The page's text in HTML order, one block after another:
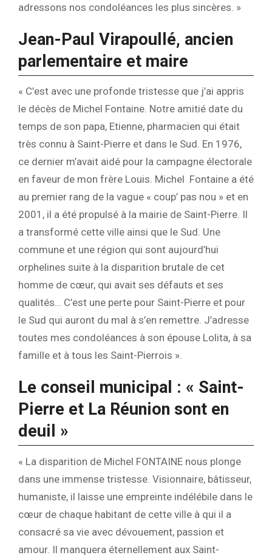
adressons nos condoléances les plus sincères. »
Jean-Paul Virapoullé, ancien
parlementaire et maire
« C’est avec une profonde tristesse que j’ai appris
le décès de Michel Fontaine. Notre amitié date du
temps de son papa, Etienne, pharmacien qui était
très connu à Saint-Pierre et dans le Sud. En 1976,
ce dernier m’avait aidé pour la campagne électorale
en faveur de mon frère Louis. Michel Fontaine a été
au premier rang de la vague « coup’ pas nou » et en
2001, il a été propulsé à la mairie de Saint-Pierre. Il
a transformé cette ville ainsi que le Sud. Une
commune et une région qui sont aujourd’hui
orphelines suite à la disparition brutale de cet
homme de cœur, qui avait ses défauts et ses
qualités… C’est une perte pour Saint-Pierre et pour
le Sud qui auront du mal à s’en remettre. J’adresse
toutes mes condoléances à son épouse Lolita, à sa
famille et à tous les Saint-Pierrois ».
Le conseil municipal : « Saint-
Pierre et La Réunion sont en
deuil »
« La disparition de Michel FONTAINE nous plonge
dans une immense tristesse. Visionnaire, bâtisseur,
humaniste, il laisse une empreinte indélébile dans le
cœur de chaque habitant de cette ville à qui il a
consacré sa vie avec dévouement, passion et
amour. Il manquera éternellement aux Saint-